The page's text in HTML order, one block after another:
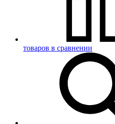
товаров в сравнении